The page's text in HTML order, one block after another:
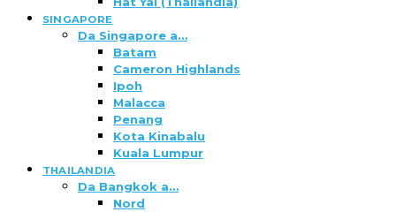
SINGAPORE
Da Singapore a…
Batam
Cameron Highlands
Ipoh
Malacca
Penang
Kota Kinabalu
Kuala Lumpur
THAILANDIA
Da Bangkok a…
Nord